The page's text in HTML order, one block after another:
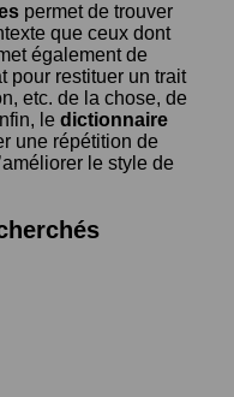
permet de trouver
que ceux dont
également de
pour restituer un trait
etc. de la chose, de
le dictionnaire
une répétition de
le style de